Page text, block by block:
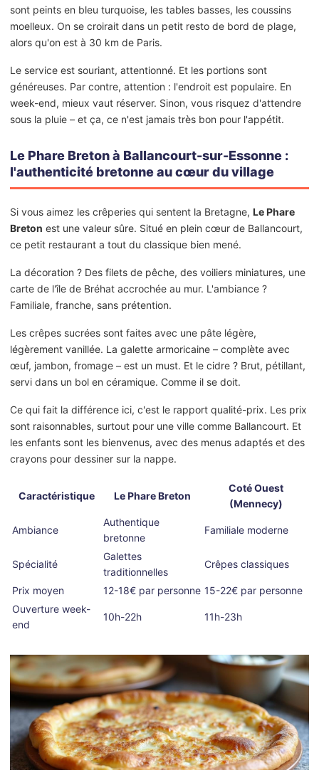
sont peints en bleu turquoise, les tables basses, les coussins
moelleux. On se croirait dans un petit resto de bord de plage,
alors qu'on est à 30 km de Paris.
Le service est souriant, attentionné. Et les portions sont
généreuses. Par contre, attention : l'endroit est populaire. En
week-end, mieux vaut réserver. Sinon, vous risquez d'attendre
sous la pluie – et ça, ce n'est jamais très bon pour l'appétit.
Le Phare Breton à Ballancourt-sur-Essonne :
l'authenticité bretonne au cœur du village
Si vous aimez les crêperies qui sentent la Bretagne, Le Phare
Breton est une valeur sûre. Situé en plein cœur de Ballancourt,
ce petit restaurant a tout du classique bien mené.
La décoration ? Des filets de pêche, des voiliers miniatures, une
carte de l'île de Bréhat accrochée au mur. L'ambiance ?
Familiale, franche, sans prétention.
Les crêpes sucrées sont faites avec une pâte légère,
légèrement vanillée. La galette armoricaine – complète avec
œuf, jambon, fromage – est un must. Et le cidre ? Brut, pétillant,
servi dans un bol en céramique. Comme il se doit.
Ce qui fait la différence ici, c'est le rapport qualité-prix. Les prix
sont raisonnables, surtout pour une ville comme Ballancourt. Et
les enfants sont les bienvenus, avec des menus adaptés et des
crayons pour dessiner sur la nappe.
Caractéristique Le Phare Breton
Coté Ouest
(Mennecy)
Ambiance
Authentique
bretonne
Familiale moderne
Spécialité
Galettes
traditionnelles
Crêpes classiques
Prix moyen 12-18€ par personne 15-22€ par personne
Ouverture week-
end
10h-22h 11h-23h